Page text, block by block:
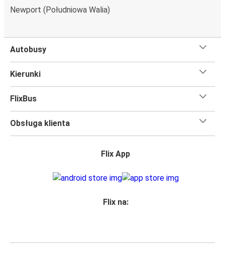
Newport (Południowa Walia)
Autobusy
Kierunki
FlixBus
Obsługa klienta
Flix App
Flix na: